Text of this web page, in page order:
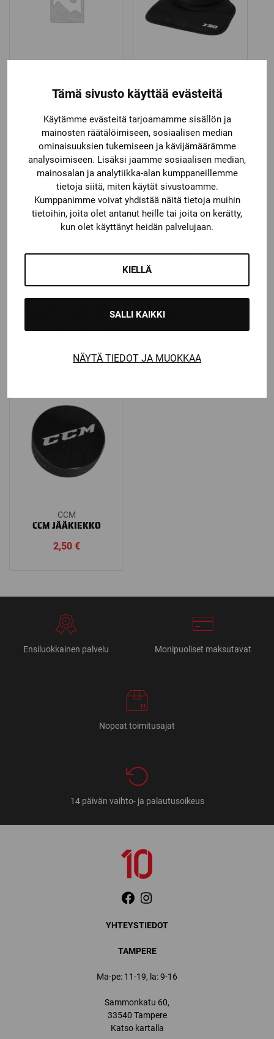
Tämä sivusto käyttää evästeitä
Käytämme evästeitä tarjoamamme sisällön ja
mainosten räätälöimiseen, sosiaalisen median
ominaisuuksien tukemiseen ja kävijämäärämme
analysoimiseen. Lisäksi jaamme sosiaalisen median,
mainosalan ja analytiikka-alan kumppaneillemme
tietoja siitä, miten käytät sivustoamme.
Kumppanimme voivat yhdistää näitä tietoja muihin
tietoihin, joita olet antanut heille tai joita on kerätty,
kun olet käyttänyt heidän palvelujaan.
KIELLÄ
SALLI KAIKKI
NÄYTÄ TIEDOT JA MUOKKAA
CCM VAHANAUHAT
TEAM
Katso kaikki vaihtoehdot
5,90€
CCM X30 KAULASUOJA
Katso kaikki vaihtoehdot
29,90 €
CCM
€
CCM
CCM JETSPEED FT1
HARTIASUOJAT
CCM
CCM JÄÄKIEKKO
2,50€
Ensiluokkainen palvelu Monipuoliset maksutavat
Nopeat toimitusajat
14 päivän vaihto- ja palautusoikeus
YHTEYSTIEDOT
TAMPERE
Ma-pe: 11-19, la: 9-16
Sammonkatu 60,
33540 Tampere
Katso kartalla